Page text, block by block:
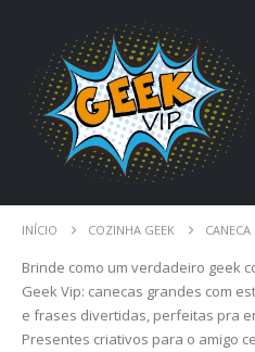
INÍCIO COZINHA GEEK
Brinde como um verdadeiro geek
Geek Vip: canecas grandes com
e frases divertidas, perfeitas pra
Presentes criativos para o amigo